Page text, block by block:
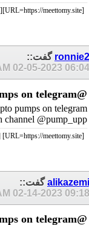
[URL=https://meettomy.site]Beautiful Womans from your town[/URL]
ronnie2 گفت::
02-05-2023 06:04 AM
@pump_upp - best crypto pumps on telegram !
pumps on telegram
@pump_upp !
[URL=https://meettomy.site] Prettys Womans from your town[/URL]
alikazemiگفت::
02-14-2023 09:18 AM
@pump_upp - best crypto pumps on telegram !